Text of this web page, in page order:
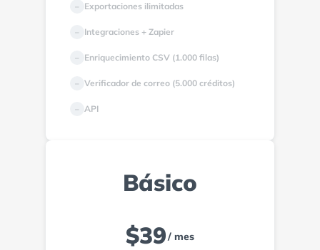
– Exportaciones ilimitadas
– Integraciones + Zapier
– Enriquecimiento CSV (1.000 filas)
– Verificador de correo (5.000 créditos)
– API
Básico
$39/ mes